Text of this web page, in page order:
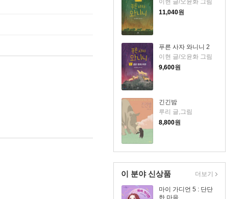
이현 글/오윤화 그림
11,040원
푸른 사자 와니니 2
이현 글/오윤화 그림
9,600원
긴긴밤
루리 글,그림
8,800원
이 분야 신상품
마이 가디언 5 : 단단
더보기